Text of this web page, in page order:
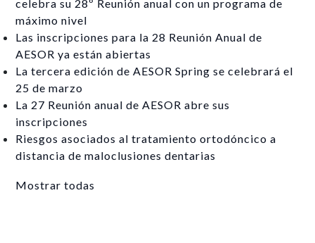
celebra su 28º Reunión anual con un programa de
máximo nivel
Las inscripciones para la 28 Reunión Anual de
AESOR ya están abiertas
La tercera edición de AESOR Spring se celebrará el
25 de marzo
La 27 Reunión anual de AESOR abre sus
inscripciones
Riesgos asociados al tratamiento ortodóncico a
distancia de maloclusiones dentarias
Mostrar todas